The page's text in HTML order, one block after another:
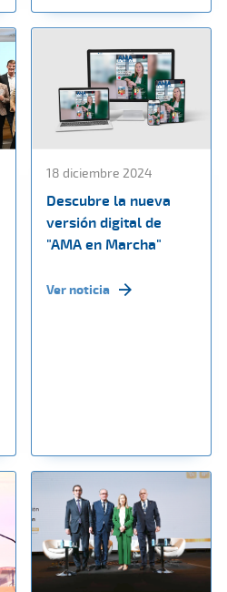
18 diciembre 2024
Descubre la nueva
versión digital de
"AMA en Marcha"
Ver noticia